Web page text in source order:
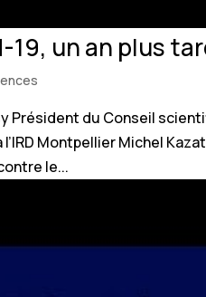
19, un an plus
Président du Conseil
Montpellier Michel
le...